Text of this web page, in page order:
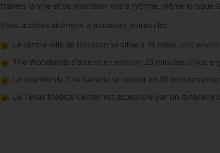
travers la ville et de maintenir votre rythme, même lorsque
Vous accédez aisément à plusieurs points clés:
Le centre-ville de Houston se situe à 18 miles, soit
The Woodlands s’atteint en environ 23 minutes si vos
Le quartier de The Galleria se rejoint en 30 minutes
Le Texas Medical Center est accessible par un itinéraire